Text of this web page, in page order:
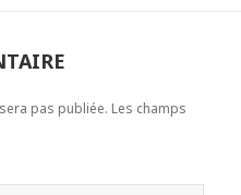
pas publiée. Les champs